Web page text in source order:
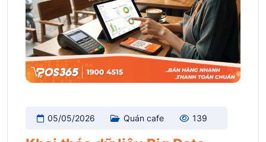
05/05/2026 Quán cafe 139